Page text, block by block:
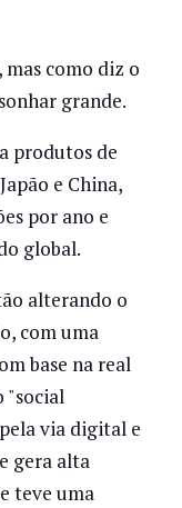
como diz o
grande.
produtos de
e China,
por ano e
global.
alterando o
com uma
base na real
"social
via digital e
gera alta
teve uma